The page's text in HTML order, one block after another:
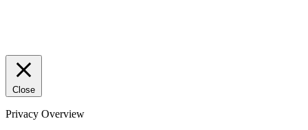
Close
Privacy Overview